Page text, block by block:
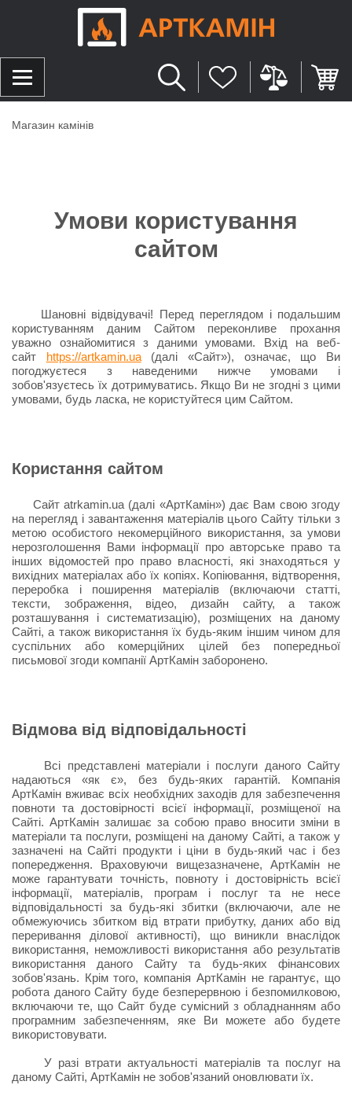
Магазин камінів
Умови користування
сайтом
Шановні відвідувачі! Перед переглядом і подальшим
користуванням даним Сайтом переконливе прохання
уважно ознайомитися з даними умовами. Вхід на веб-
сайт https://artkamin.ua(далі «Сайт»), означає, що Ви
погоджуєтеся з наведеними нижче умовами і
зобов'язуєтесь їх дотримуватись. Якщо Ви не згодні з цими
умовами, будь ласка, не користуйтеся цим Сайтом.
Користання сайтом
Сайт atrkamin.ua (далі «АртКамін») дає Вам свою згоду
на перегляд і завантаження матеріалів цього Сайту тільки з
метою особистого некомерційного використання, за умови
нерозголошення Вами інформації про авторське право та
інших відомостей про право власності, які знаходяться у
вихідних матеріалах або їх копіях. Копіювання, відтворення,
переробка і поширення матеріалів (включаючи статті,
тексти, зображення, відео, дизайн сайту, а також
розташування і систематизацію), розміщених на даному
Сайті, а також використання їх будь-яким іншим чином для
суспільних або комерційних цілей без попередньої
письмової згоди компанії АртКамін заборонено.
Відмова від відповідальності
Всі представлені матеріали і послуги даного Сайту
надаються «як є», без будь-яких гарантій. Компанія
АртКамін вживає всіх необхідних заходів для забезпечення
повноти та достовірності всієї інформації, розміщеної на
Сайті. АртКамін залишає за собою право вносити зміни в
матеріали та послуги, розміщені на даному Сайті, а також у
зазначені на Сайті продукти і ціни в будь-який час і без
попередження. Враховуючи вищезазначене, АртКамін не
може гарантувати точність, повноту і достовірність всієї
інформації, матеріалів, програм і послуг та не несе
відповідальності за будь-які збитки (включаючи, але не
обмежуючись збитком від втрати прибутку, даних або від
переривання ділової активності), що виникли внаслідок
використання, неможливості використання або результатів
використання даного Сайту та будь-яких фінансових
зобов'язань. Крім того, компанія АртКамін не гарантує, що
робота даного Сайту буде безперервною і безпомилковою,
включаючи те, що Сайт буде сумісний з обладнанням або
програмним забезпеченням, яке Ви можете або будете
використовувати.
У разі втрати актуальності матеріалів та послуг на
даному Сайті, АртКамін не зобов'язаний оновлювати їх.